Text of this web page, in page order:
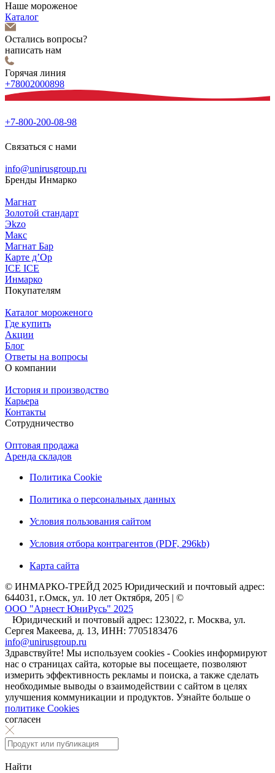
Наше мороженое
Каталог
Остались вопросы?
написать нам
Горячая линия
+78002000898
+7-800-200-08-98
Связаться с нами
info@unirusgroup.ru
Бренды Инмарко
Магнат
Золотой стандарт
Эkzо
Макс
Магнат Бар
Карте д’Ор
ICE ICE
Инмарко
Покупателям
Каталог мороженого
Где купить
Акции
Блог
Ответы на вопросы
О компании
История и производство
Карьера
Контакты
Сотрудничество
Оптовая продажа
Аренда складов
Политика Cookie
Политика о персональных данных
Условия пользования сайтом
Условия отбора контрагентов (PDF, 296kb)
Карта сайта
© ИНМАРКО-ТРЕЙД 2025 Юридический и почтовый адрес:
644031, г.Омск, ул. 10 лет Октября, 205 | ©
ООО "Арнест ЮниРусь" 2025
Юридический и почтовый адрес: 123022, г. Москва, ул.
Сергея Макеева, д. 13, ИНН: 7705183476
info@unirusgroup.ru
Здравствуйте! Мы используем cookies - Cookies информируют
нас о страницах сайта, которые вы посещаете, позволяют
измерить эффективность рекламы и поиска, а также сделать
необходимые выводы о взаимодействии с сайтом в целях
улучшения коммуникации и продуктов. Узнайте больше о
политике Cookies
согласен
Найти